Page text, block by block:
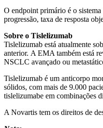
O endpoint primário é o
progressão, taxa de resposta
Sobre o Tislelizumab
Tislelizumab está atualmente
anterior. A EMA também está
NSCLC avançado ou
Tislelizumab é um anticorpo
sólidos, com mais de 9.000
tislelizumabe em combinações
A Novartis tem os direitos de